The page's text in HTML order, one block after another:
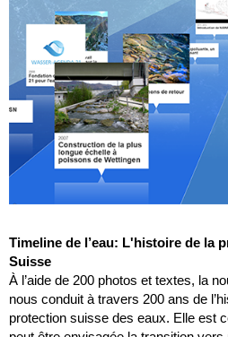
Timeline de l’eau: L'histoire de la
Suisse
À l’aide de 200 photos et textes, la
nous conduit à travers 200 ans de
protection suisse des eaux. Elle est